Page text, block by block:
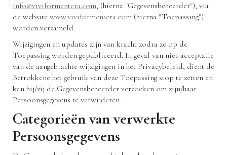
info@viviformentera.com, (hierna "Gegevensbeheerder"), via
de website www.viviformentera.com (hierna "Toepassing")
worden verzameld.
Wijzigingen en updates zijn van kracht zodra ze op de
Toepassing worden gepubliceerd. In geval van niet-acceptatie
van de aangebrachte wijzigingen in het Privacybeleid, dient de
Betrokkene het gebruik van deze Toepassing stop te zetten en
kan hij/zij de Gegevensbeheerder verzoeken om zijn/haar
Persoonsgegevens te verwijderen.
Categorieën van verwerkte
Persoonsgegevens